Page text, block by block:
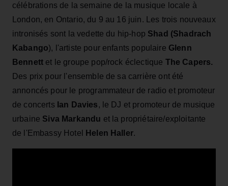
célébrations de la semaine de la musique locale à
London, en Ontario, du 9 au 16 juin. Les trois nouveaux
intronisés sont la vedette du hip-hop Shad (Shadrach
Kabango), l'artiste pour enfants populaire Glenn
Bennett et le groupe pop/rock éclectique The Capers.
Des prix pour l'ensemble de sa carrière ont été
annoncés pour le programmateur de radio et promoteur
de concerts Ian Davies, le DJ et promoteur de musique
urbaine Siva Markandu et la propriétaire/exploitante
de l'Embassy Hotel
Helen Haller.